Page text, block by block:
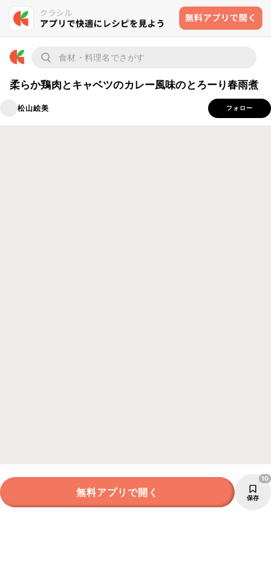
柔らか鶏肉とキャベツのカレー風味のとろーり春雨煮
松山絵美 フォロー
無料アプリで開く 保存
10